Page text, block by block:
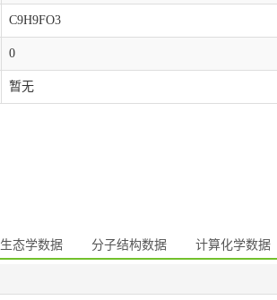
C9H9FO3
0
暂无
生态学数据 分子结构数据 计算化学数据